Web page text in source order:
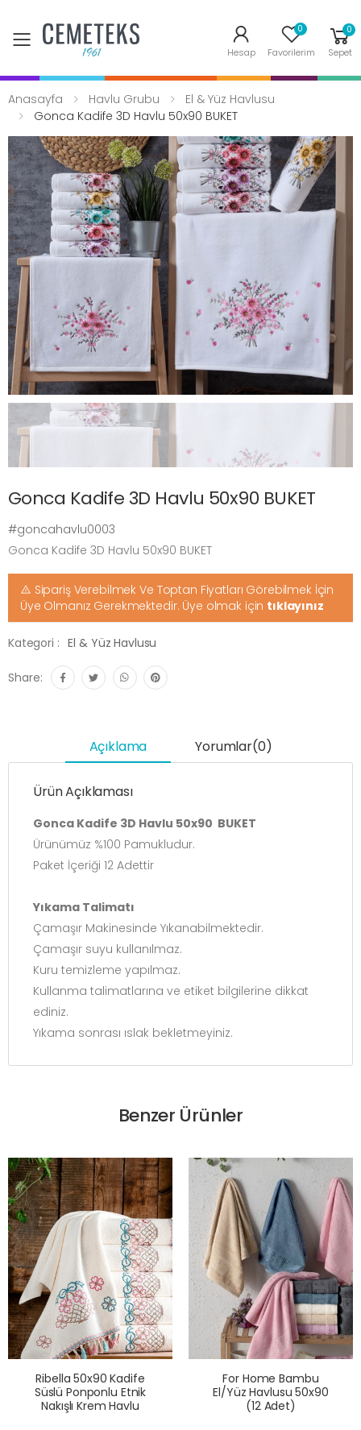
Toggle mobile menu
Hesap
0
Favorilerim
0
Sepet
Anasayfa Havlu Grubu
El & Yüz Havlusu
Gonca Kadife 3D Havlu 50x90 BUKET
Gonca Kadife 3D Havlu 50x90 BUKET
#goncahavlu0003
Gonca Kadife 3D Havlu 50x90 BUKET
Sipariş Verebilmek Ve Toptan Fiyatları Görebilmek İçin
Üye Olmanız Gerekmektedir. Üye olmak için tıklayınız
Kategori : El & Yüz Havlusu
Share:
Açıklama Yorumlar(0)
Ürün Açıklaması
Gonca Kadife 3D Havlu 50x90 BUKET
Ürünümüz %100 Pamukludur.
Paket İçeriği 12 Adettir
Yıkama Talimatı
Çamaşır Makinesinde Yıkanabilmektedir.
Çamaşır suyu kullanılmaz.
Kuru temizleme yapılmaz.
Kullanma talimatlarına ve etiket bilgilerine dikkat
ediniz.
Yıkama sonrası ıslak bekletmeyiniz.
Benzer Ürünler
Ribella 50x90 Kadife
Süslü Ponponlu Etnik
Nakışlı Krem Havlu
For Home Bambu
El/Yüz Havlusu 50x90
(12 Adet)